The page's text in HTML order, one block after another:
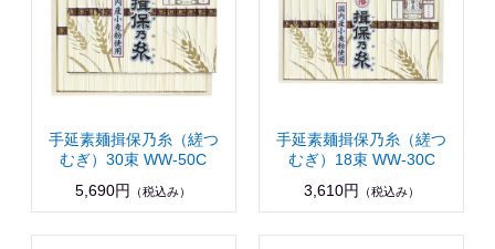
手延素麺揖保乃糸（縒つ
むぎ）30束 WW-50C
5,690円
（税込み）
手延素麺揖保乃糸（縒つ
むぎ）18束 WW-30C
3,610円
（税込み）